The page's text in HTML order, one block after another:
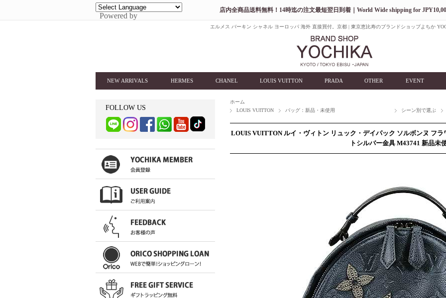
Powered by
店内全商品送料無料！14時迄の注文最短翌日到着｜World Wide shipping for
エルメス バーキン シャネル ヨーロッパ 海外 直接買付。京都 | 東京恵比寿のブランドショップよちか
NEW ARRIVALS HERMES CHANEL LOUIS VUITTON PRADA OTHER EVENT
ホーム
LOUIS VUITTON
バッグ：新品・未使用 シーン別で選ぶ
LOUIS VUITTON ルイ・ヴィトン リュック・デイパック ソルボンヌ フ
トシルバー金具 M43741 新品未
FOLLOW US